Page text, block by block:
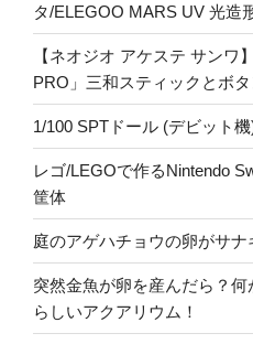
タ/ELEGOO MARS UV 光造
【ネオジオ アケステ サンワ
PRO」三和スティックとボ
1/100 SPTドール (デビット
レゴ/LEGOで作るNintendo
筐体
庭のアゲハチョウの卵がサナ
突然金魚が卵を産んだら？
らしいアクアリウム！